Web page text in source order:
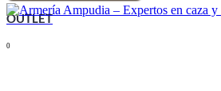
OUTLET
0